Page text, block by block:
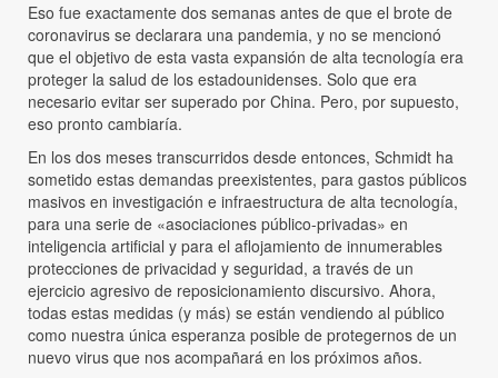
Eso fue exactamente dos semanas antes de que el brote de
coronavirus se declarara una pandemia, y no se mencionó
que el objetivo de esta vasta expansión de alta tecnología era
proteger la salud de los estadounidenses. Solo que era
necesario evitar ser superado por China. Pero, por supuesto,
eso pronto cambiaría.
En los dos meses transcurridos desde entonces, Schmidt ha
sometido estas demandas preexistentes, para gastos públicos
masivos en investigación e infraestructura de alta tecnología,
para una serie de «asociaciones público-privadas» en
inteligencia artificial y para el aflojamiento de innumerables
protecciones de privacidad y seguridad, a través de un
ejercicio agresivo de reposicionamiento discursivo. Ahora,
todas estas medidas (y más) se están vendiendo al público
como nuestra única esperanza posible de protegernos de un
nuevo virus que nos acompañará en los próximos años.